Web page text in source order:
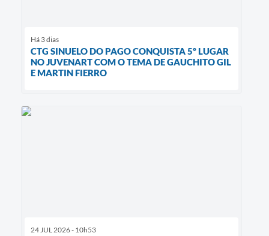
Há 3 dias
CTG SINUELO DO PAGO CONQUISTA 5º LUGAR
NO JUVENART COM O TEMA DE GAUCHITO GIL
E MARTIN FIERRO
24 JUL 2026 - 10h53